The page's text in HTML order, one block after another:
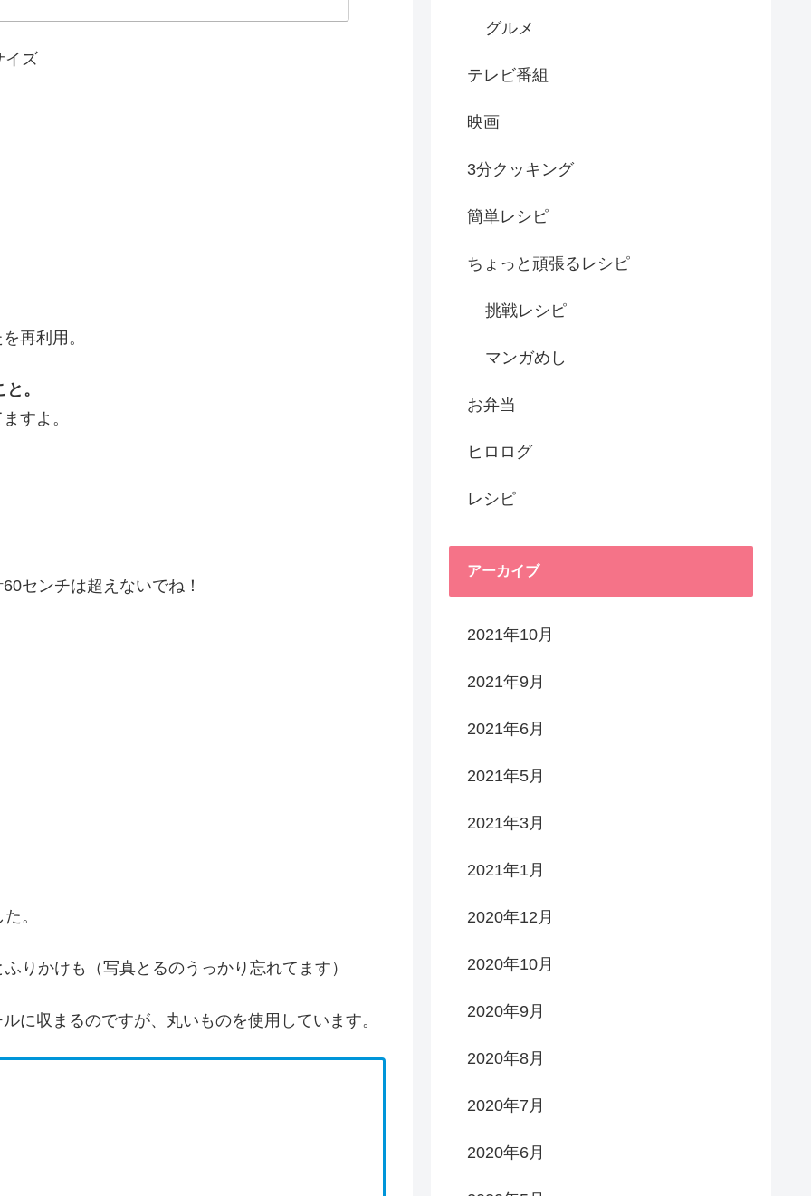
イズ
再利用。
。
すよ。
センチは超えないでね！
。
りかけも（写真とるのうっかり忘れてます）
に収まるのですが、丸いものを使用しています。
グルメ
テレビ番組
映画
3分クッキング
簡単レシピ
ちょっと頑張るレシピ
挑戦レシピ
マンガめし
お弁当
ヒロログ
レシピ
アーカイブ
2021年10月
2021年9月
2021年6月
2021年5月
2021年3月
2021年1月
2020年12月
2020年10月
2020年9月
2020年8月
2020年7月
2020年6月